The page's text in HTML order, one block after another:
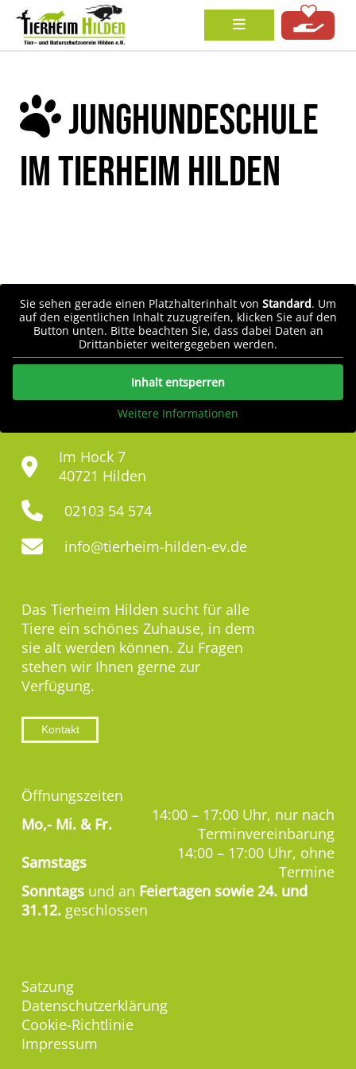
JUNGHUNDESCHULE
IM TIERHEIM HILDEN
Sie sehen gerade einen Platzhalterinhalt von Standard. Um
auf den eigentlichen Inhalt zuzugreifen, klicken Sie auf den
Button unten. Bitte beachten Sie, dass dabei Daten an
Drittanbieter weitergegeben werden.
Inhalt entsperren
Weitere Informationen
Im Hock 7
40721 Hilden
02103 54 574
info@tierheim-hilden-ev.de
Das Tierheim Hilden sucht für alle
Tiere ein schönes Zuhause, in dem
sie alt werden können. Zu Fragen
stehen wir Ihnen gerne zur
Verfügung.
Kontakt
Öffnungszeiten
Mo,- Mi. & Fr.
14:00 – 17:00 Uhr, nur nach
Terminvereinbarung
Samstags
14:00 – 17:00 Uhr, ohne
Termine
Sonntags und an Feiertagen sowie 24. und
31.12. geschlossen
Satzung
Datenschutzerklärung
Cookie-Richtlinie
Impressum